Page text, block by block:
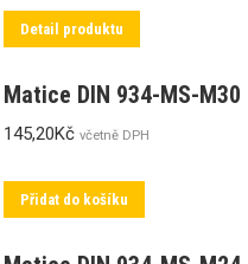
Detail produktu
Matice DIN 934-MS-M30
145,20Kč včetně DPH
Přidat do košíku